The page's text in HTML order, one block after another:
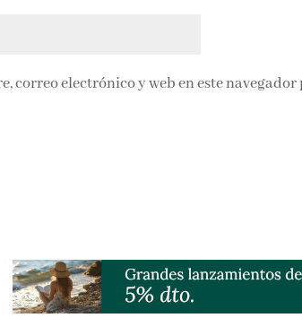
correo electrónico y web en este